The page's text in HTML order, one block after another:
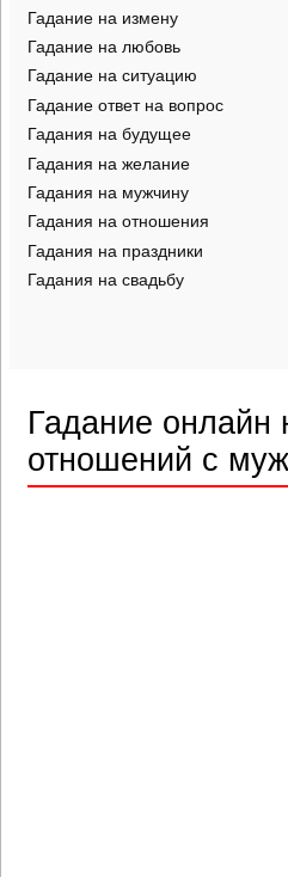
Гадание на измену
Гадание на любовь
Гадание на ситуацию
Гадание ответ на вопрос
Гадания на будущее
Гадания на желание
Гадания на мужчину
Гадания на отношения
Гадания на праздники
Гадания на свадьбу
Гадание онлайн
отношений с